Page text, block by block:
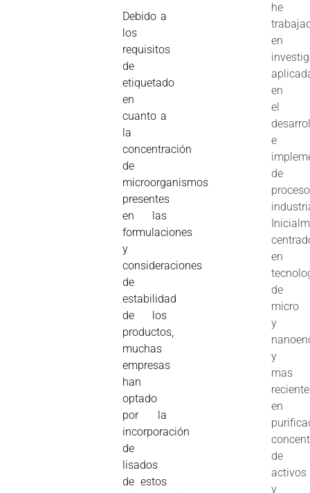
Debido a
los
requisitos
de
etiquetado
en
cuanto a
la
concentración
de
microorganismos
presentes
en las
formulaciones
y
consideraciones
de
estabilidad
de los
productos,
muchas
empresas
han
optado
por la
incorporación
de
lisados
de estos
he
en
en
el
e
de
en
de
micro
y
y
mas
en
de
activos
y